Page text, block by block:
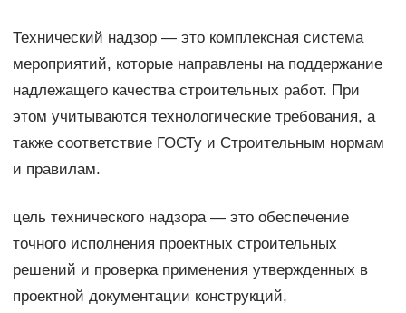
Технический надзор — это комплексная система
мероприятий, которые направлены на поддержание
надлежащего качества строительных работ. При
этом учитываются технологические требования, а
также соответствие ГОСТу и Строительным нормам
и правилам.
цель технического надзора — это обеспечение
точного исполнения проектных строительных
решений и проверка применения утвержденных в
проектной документации конструкций,